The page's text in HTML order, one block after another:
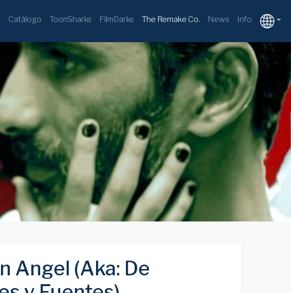
Catálogo ToonSharks FilmDarks The Remake Co. News Info
Angel (Aka: De